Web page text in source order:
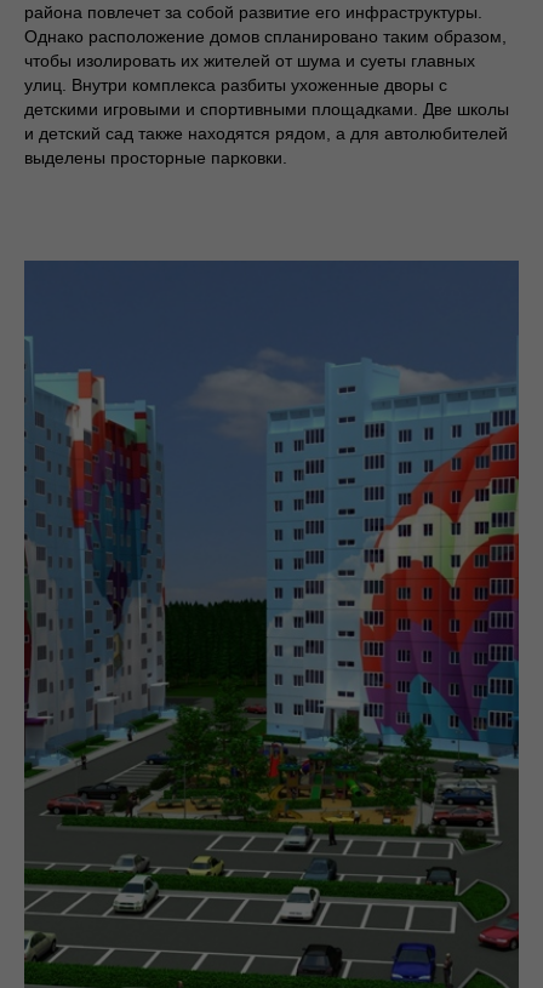
района повлечет за собой развитие его инфраструктуры.
Однако расположение домов спланировано таким образом,
чтобы изолировать их жителей от шума и суеты главных
улиц. Внутри комплекса разбиты ухоженные дворы с
детскими игровыми и спортивными площадками. Две школы
и детский сад также находятся рядом, а для автолюбителей
выделены просторные парковки.